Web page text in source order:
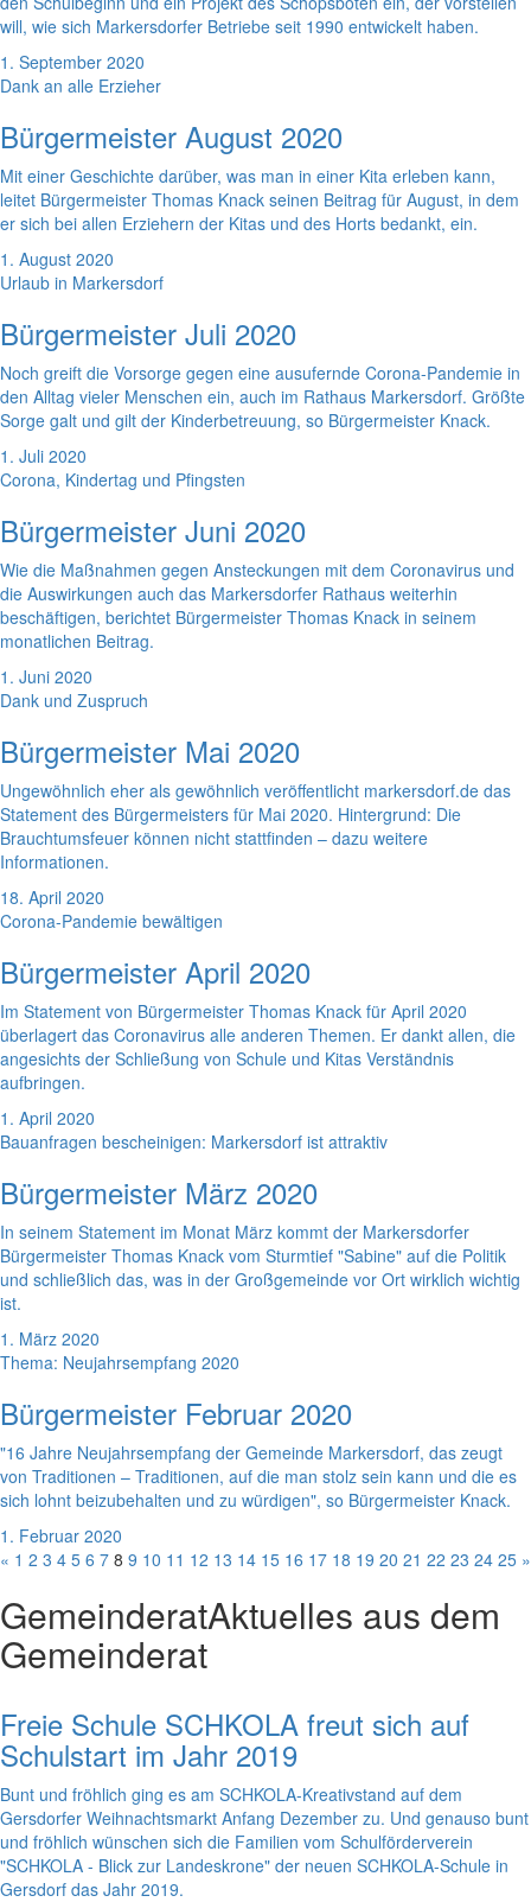
will, wie sich Markersdorfer Betriebe seit 1990 entwickelt haben.
1. September 2020
Dank an alle Erzieher
Bürgermeister August 2020
Mit einer Geschichte darüber, was man in einer Kita erleben kann,
leitet Bürgermeister Thomas Knack seinen Beitrag für August, in dem
er sich bei allen Erziehern der Kitas und des Horts bedankt, ein.
1. August 2020
Urlaub in Markersdorf
Bürgermeister Juli 2020
Noch greift die Vorsorge gegen eine ausufernde Corona-Pandemie in
den Alltag vieler Menschen ein, auch im Rathaus Markersdorf. Größte
Sorge galt und gilt der Kinderbetreuung, so Bürgermeister Knack.
1. Juli 2020
Corona, Kindertag und Pfingsten
Bürgermeister Juni 2020
Wie die Maßnahmen gegen Ansteckungen mit dem Coronavirus und
die Auswirkungen auch das Markersdorfer Rathaus weiterhin
beschäftigen, berichtet Bürgermeister Thomas Knack in seinem
monatlichen Beitrag.
1. Juni 2020
Dank und Zuspruch
Bürgermeister Mai 2020
Ungewöhnlich eher als gewöhnlich veröffentlicht markersdorf.de das
Statement des Bürgermeisters für Mai 2020. Hintergrund: Die
Brauchtumsfeuer können nicht stattfinden – dazu weitere
Informationen.
18. April 2020
Corona-Pandemie bewältigen
Bürgermeister April 2020
Im Statement von Bürgermeister Thomas Knack für April 2020
überlagert das Coronavirus alle anderen Themen. Er dankt allen, die
angesichts der Schließung von Schule und Kitas Verständnis
aufbringen.
1. April 2020
Bauanfragen bescheinigen: Markersdorf ist attraktiv
Bürgermeister März 2020
In seinem Statement im Monat März kommt der Markersdorfer
Bürgermeister Thomas Knack vom Sturmtief "Sabine" auf die Politik
und schließlich das, was in der Großgemeinde vor Ort wirklich wichtig
ist.
1. März 2020
Thema: Neujahrsempfang 2020
Bürgermeister Februar 2020
"16 Jahre Neujahrsempfang der Gemeinde Markersdorf, das zeugt
von Traditionen – Traditionen, auf die man stolz sein kann und die es
sich lohnt beizubehalten und zu würdigen", so Bürgermeister Knack.
1. Februar 2020
« 1 2 3 4 5 6 7 8 9 10 11 12 13 14 15 16 17 18 19 20 21 22 23 24 25 »
GemeinderatAktuelles aus dem
Gemeinderat
Freie Schule SCHKOLA freut sich auf
Schulstart im Jahr 2019
Bunt und fröhlich ging es am SCHKOLA-Kreativstand auf dem
Gersdorfer Weihnachtsmarkt Anfang Dezember zu. Und genauso bunt
und fröhlich wünschen sich die Familien vom Schulförderverein
"SCHKOLA - Blick zur Landeskrone" der neuen SCHKOLA-Schule in
Gersdorf das Jahr 2019.